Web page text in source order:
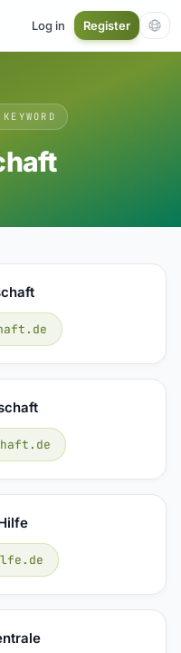
Log in Register